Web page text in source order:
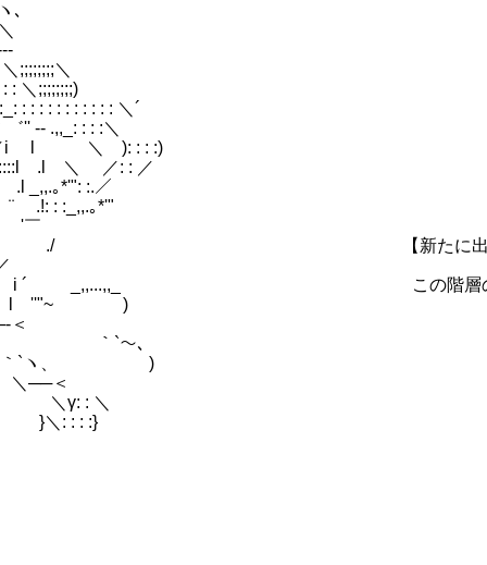
＼
;;;;;;;;)
: : : : : : : ＼´
: : :＼
: : :)
: : ／
:.／
｡*'"
した魔物達の強
最初の方で遭遇した魔物
)
､
)
: ＼
: : :}